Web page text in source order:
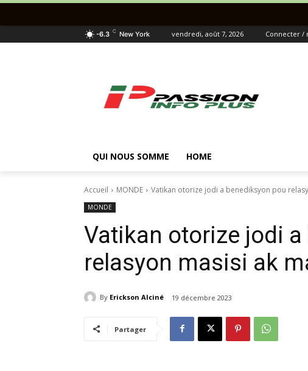
-6.3 C New York vendredi, août 7, 2026 Connecter /
QUI NOUS SOMME HOME
Accueil MONDE Vatikan otorize jodi a benediksyon pou
MONDE
Vatikan otorize jodi
relasyon masisi ak
By Erickson Alciné 19 décembre 2023
Partager